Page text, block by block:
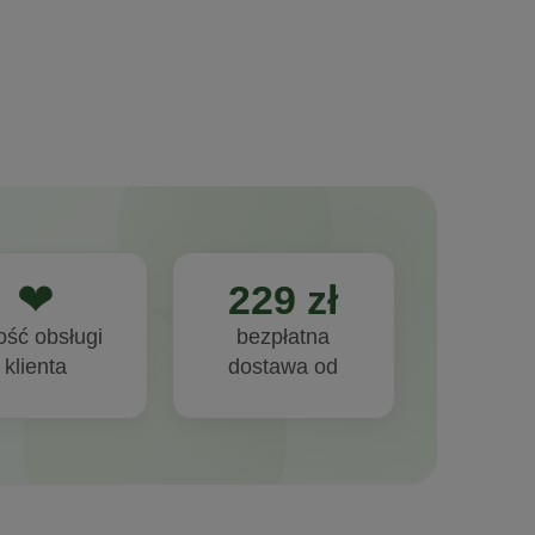
❤
obsługi
klienta
229 zł
bezpłatna
dostawa od